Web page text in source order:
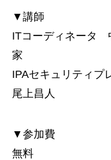
▼講師
ITコーディネータ
家
IPAセキュリティプ
尾上昌人
▼参加費
無料